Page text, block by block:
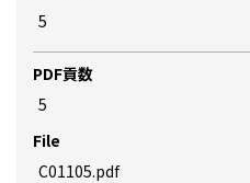
5
PDF貢数
5
File
C01105.pdf